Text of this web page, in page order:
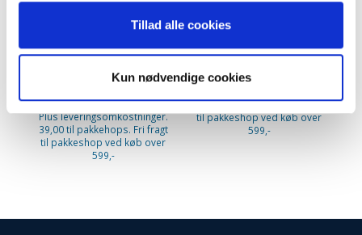
Tillad alle cookies
Kun nødvendige cookies
støvsugerposer. Original:
60910
299,95 DKKm/Moms
Du sparer:80,00 DKK
Plus leveringsomkostninger.
39,00 til pakkehops. Fri fragt
til pakkeshop ved køb over
599,-
1470432500
219,95 DKK
39,00 til pakkehops. Fri fragt
til pakkeshop ved køb over
599,-